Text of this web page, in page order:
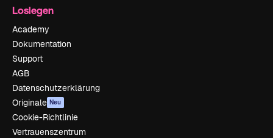
Loslegen
Academy
Dokumentation
Support
AGB
Datenschutzerklärung
Originale Neu
Cookie-Richtlinie
Vertrauenszentrum